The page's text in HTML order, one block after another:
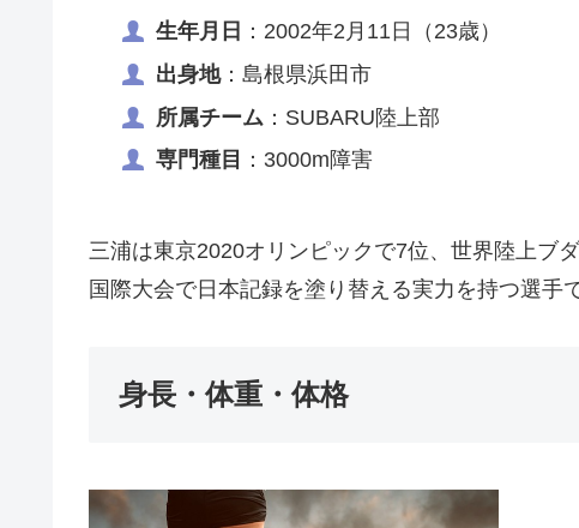
生年月日 ：2002年2月11日（23歳）
出身地：島根県浜田市
所属チーム ：SUBARU陸上部
専門種目
：3000m障害
三浦は東京2020オリンピックで7位、世界陸上ブ
国際大会で日本記録を塗り替える実力を持つ選手で
身長・体重・体格